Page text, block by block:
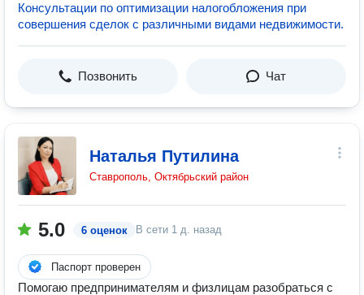
Консультации по оптимизации налогобложения при
совершения сделок с различными видами недвижимости.
Позвонить Чат
Наталья Путилина
Ставрополь, Октябрьский район
5.0 6 оценок В сети 1 д. назад
Паспорт проверен
Помогаю предпринимателям и физлицам разобраться с